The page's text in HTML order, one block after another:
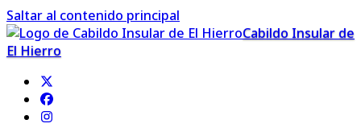
Saltar al contenido principal
Cabildo Insular de
El Hierro